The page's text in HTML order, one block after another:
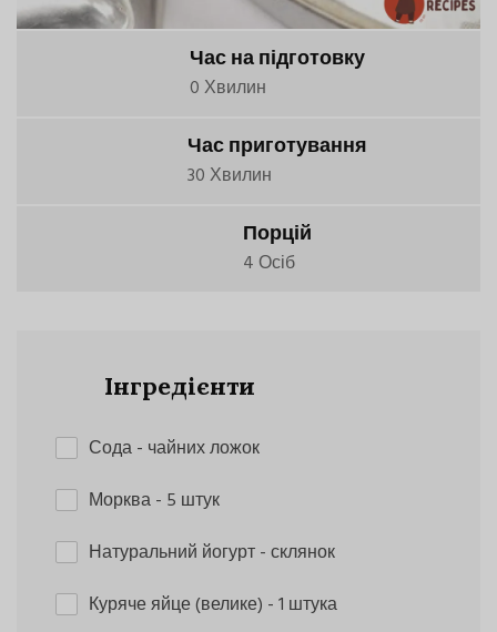
Час на підготовку
0 Хвилин
Час приготування
30 Хвилин
Порцій
4 Осіб
Інгредієнти
Сода- чайних ложок
Морква- 5 штук
Натуральний йогурт- склянок
Куряче яйце (велике) - 1 штука